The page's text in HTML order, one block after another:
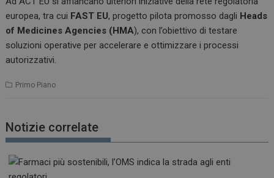
europea, tra cui FAST EU, progetto pilota promosso dagli Heads
of Medicines Agencies (HMA), con l’obiettivo di testare
soluzioni operative per accelerare e ottimizzare i processi
autorizzativi.
Primo Piano
Notizie correlate